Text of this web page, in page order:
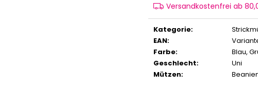
Versandkostenfrei ab
Kategorie:
EAN:
Farbe: Blau,
Geschlecht:
Uni
Mützen: